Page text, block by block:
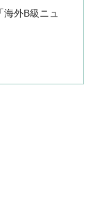
海外B級ニュ